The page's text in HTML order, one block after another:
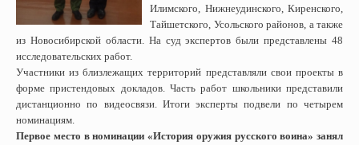
Илимского, Нижнеудинского, Киренского,
Тайшетского, Усольского районов, а также
из Новосибирской области. На суд экспертов были представлены 48
исследовательских работ.
Участники из близлежащих территорий представляли свои проекты в
форме пристендовых докладов. Часть работ школьники представили
дистанционно по видеосвязи. Итоги эксперты подвели по четырем
номинациям.
Первое место в номинации «История оружия русского воина» занял